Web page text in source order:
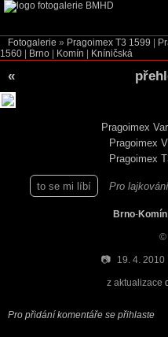
Fotogalerie » Pragoimex T3 1599
1560
Brno Komín Kníničská
«
Pragoimex
Pragoimex
Pragoimex
to se mi líbí Pro
Brno-Komín
©
📷 19. 4. 2010
z aktualizace
Pro přidání komentáře se přihlaste